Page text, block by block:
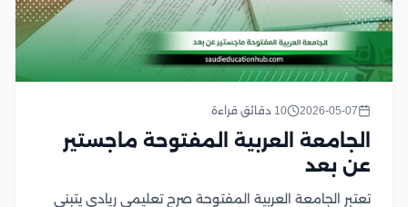
2026-05-07 10 دقائق قراءة
الجامعة العربية المفتوحة ماجستير
عن بعد
تعتبر الجامعة العربية المفتوحة صرح تعليمي ريادي يتبنى